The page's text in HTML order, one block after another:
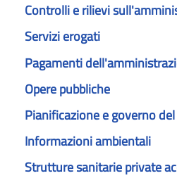
Controlli e rilievi
Servizi erogati
Pagamenti
Opere pubbliche
Pianificazione e governo
Informazioni ambientali
Strutture sanitarie private